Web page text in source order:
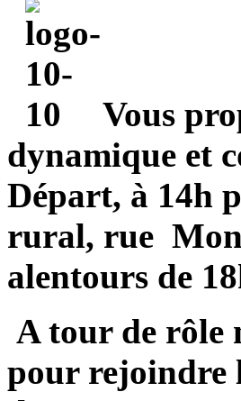
Vous
dynamique et
Départ, à 14h
rural, rue
alentours de
A tour de rôle
pour rejoindre